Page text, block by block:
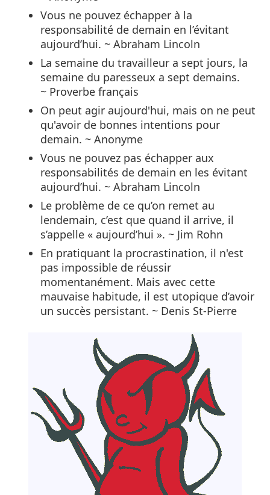
Vous ne pouvez échapper à la
responsabilité de demain en l’évitant
aujourd’hui. ~ Abraham Lincoln
La semaine du travailleur a sept jours, la
semaine du paresseux a sept demains.
~ Proverbe français
On peut agir aujourd'hui, mais on ne peut
qu'avoir de bonnes intentions pour
demain. ~ Anonyme
Vous ne pouvez pas échapper aux
responsabilités de demain en les évitant
aujourd’hui. ~ Abraham Lincoln
Le problème de ce qu’on remet au
lendemain, c’est que quand il arrive, il
s’appelle « aujourd’hui ». ~ Jim Rohn
En pratiquant la procrastination, il n'est
pas impossible de réussir
momentanément. Mais avec cette
mauvaise habitude, il est utopique d’avoir
un succès persistant. ~ Denis St-Pierre